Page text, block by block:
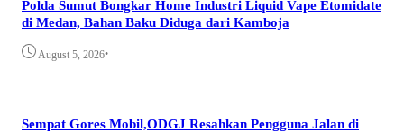
Polda Sumut Bongkar Home Industri Liquid Vape Etomidate
di Medan, Bahan Baku Diduga dari Kamboja
August 5, 2026•
Sempat Gores Mobil,ODGJ Resahkan Pengguna Jalan di